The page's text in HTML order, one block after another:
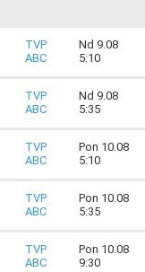
TVP
ABC
Nd 9.08
5:10
TVP
ABC
Nd 9.08
5:35
TVP
ABC
Pon 10.08
5:10
TVP
ABC
Pon 10.08
5:35
TVP
ABC
Pon 10.08
9:30